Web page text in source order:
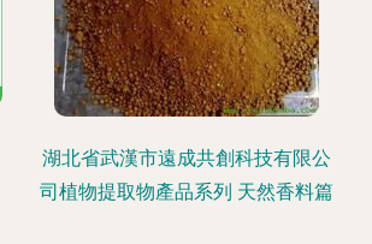
湖北省武漢市遠成共創科技有限公
司植物提取物產品系列 天然香料篇